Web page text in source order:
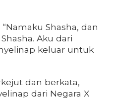
Shasha, dan
Aku dari
keluar untuk
dan berkata,
dari Negara X